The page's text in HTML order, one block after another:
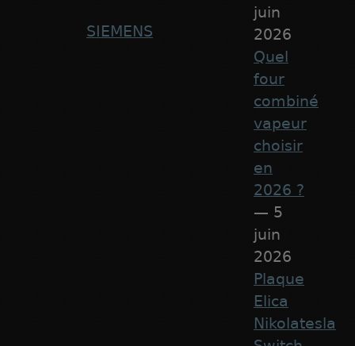
SIEMENS
juin
2026
Quel
four
combiné
vapeur
choisir
en
2026 ?
— 5
juin
2026
Plaque
Elica
Nikolatesla